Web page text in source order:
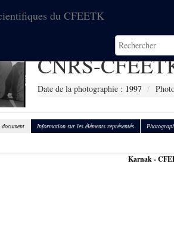
du CFEETK
CNRS-
Date de la photographie : 1997
Information sur les éléments représentés